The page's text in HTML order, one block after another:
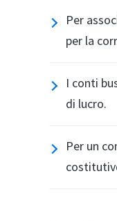
Per
per la
I conti
di lucro.
Per un